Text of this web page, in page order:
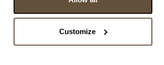
Customize